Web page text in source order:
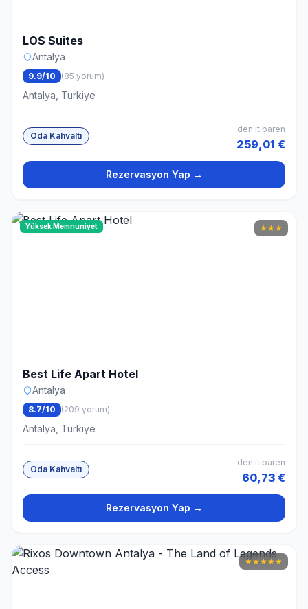
LOS Suites
Antalya
9.9/10 (85 yorum)
Antalya, Türkiye
Oda Kahvaltı
den itibaren
259,01 €
Rezervasyon Yap →
Yüksek Memnuniyet ★★★
Best Life Apart Hotel
Antalya
8.7/10 (209 yorum)
Antalya, Türkiye
Oda Kahvaltı
den itibaren
60,73 €
Rezervasyon Yap →
★★★★★